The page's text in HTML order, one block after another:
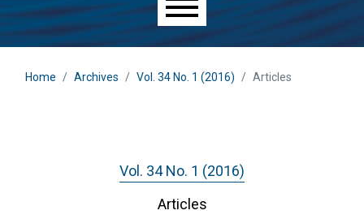
Main menu
Home Archives Vol. 34 No. 1 (2016) Articles
Vol. 34 No. 1 (2016)
Articles